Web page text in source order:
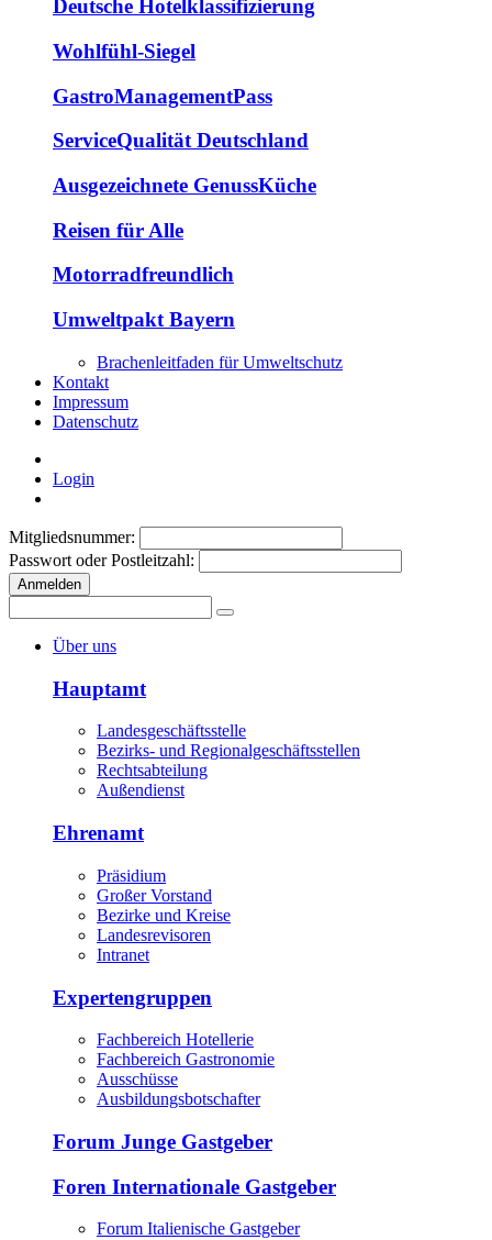
Deutsche Hotelklassifizierung
Wohlfühl-Siegel
GastroManagementPass
ServiceQualität Deutschland
Ausgezeichnete GenussKüche
Reisen für Alle
Motorradfreundlich
Umweltpakt Bayern
Brachenleitfaden für Umweltschutz
Kontakt
Impressum
Datenschutz
Login
Mitgliedsnummer:
Passwort oder Postleitzahl:
Anmelden
Über uns
Hauptamt
Landesgeschäftsstelle
Bezirks- und Regionalgeschäftsstellen
Rechtsabteilung
Außendienst
Ehrenamt
Präsidium
Großer Vorstand
Bezirke und Kreise
Landesrevisoren
Intranet
Expertengruppen
Fachbereich Hotellerie
Fachbereich Gastronomie
Ausschüsse
Ausbildungsbotschafter
Forum Junge Gastgeber
Foren Internationale Gastgeber
Forum Italienische Gastgeber